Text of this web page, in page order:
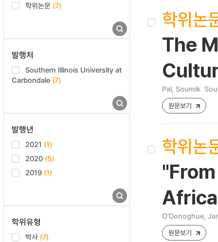
학위논문 (7)
발행처
Southern Illinois University at
Carbondale (7)
발행년
2021 (1)
2020 (5)
2019 (1)
학위유형
박사 (7)
학위논
The
Pal, Soumik
원문보기
학위논
O'Donoghue,
원문보기